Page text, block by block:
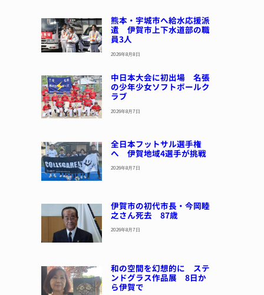
熊本・宇城市へ給水応援派
遣 伊賀市上下水道部の職
員3人
2026年8月8日
中日本大会に初出場 名張
の少年少女ソフトボールク
ラブ
2026年8月7日
全日本フットサル選手権
へ 伊賀地域4選手が挑戦
2026年8月7日
伊賀市の初代市長・今岡睦
之さん死去 87歳
2026年8月7日
和の空間を幻想的に ステ
ンドグラス作品展 8日か
ら伊賀で